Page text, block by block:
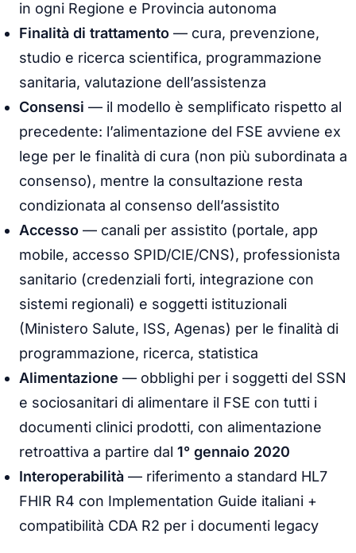
in ogni Regione e Provincia autonoma
Finalità di trattamento — cura, prevenzione,
studio e ricerca scientifica, programmazione
sanitaria, valutazione dell’assistenza
Consensi — il modello è semplificato rispetto al
precedente: l’alimentazione del FSE avviene ex
lege per le finalità di cura (non più subordinata a
consenso), mentre la consultazione resta
condizionata al consenso dell’assistito
Accesso — canali per assistito (portale, app
mobile, accesso SPID/CIE/CNS), professionista
sanitario (credenziali forti, integrazione con
sistemi regionali) e soggetti istituzionali
(Ministero Salute, ISS, Agenas) per le finalità di
programmazione, ricerca, statistica
Alimentazione — obblighi per i soggetti del SSN
e sociosanitari di alimentare il FSE con tutti i
documenti clinici prodotti, con alimentazione
retroattiva a partire dal 1° gennaio 2020
Interoperabilità — riferimento a standard HL7
FHIR R4 con Implementation Guide italiani +
compatibilità CDA R2 per i documenti legacy